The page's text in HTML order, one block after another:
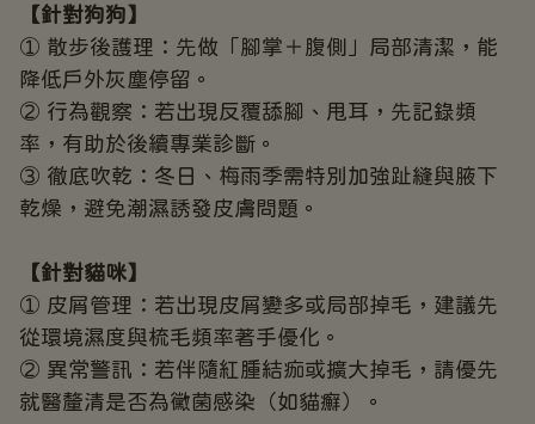
【針對狗狗】
① 散步後護理：先做「腳掌＋腹側」局部清潔，能
降低戶外灰塵停留。
② 行為觀察：若出現反覆舔腳、甩耳，先記錄頻
率，有助於後續專業診斷。
③ 徹底吹乾：冬日、梅雨季需特別加強趾縫與腋下
乾燥，避免潮濕誘發皮膚問題。
【針對貓咪】
① 皮屑管理：若出現皮屑變多或局部掉毛，建議先
從環境濕度與梳毛頻率著手優化。
② 異常警訊：若伴隨紅腫結痂或擴大掉毛，請優先
就醫釐清是否為黴菌感染（如貓癬）。